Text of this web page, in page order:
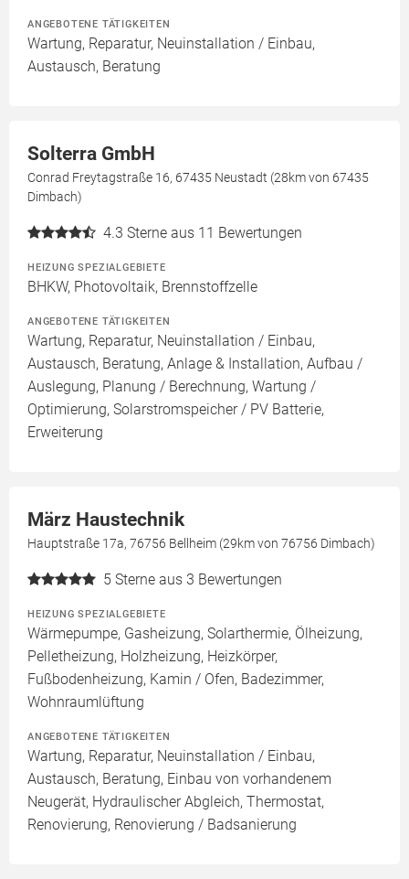
ANGEBOTENE TÄTIGKEITEN
Wartung, Reparatur, Neuinstallation / Einbau,
Austausch, Beratung
Solterra GmbH
Conrad Freytagstraße 16, 67435 Neustadt (28km von 67435
Dimbach)
4.3 Sterne aus 11 Bewertungen
HEIZUNG SPEZIALGEBIETE
BHKW, Photovoltaik, Brennstoffzelle
ANGEBOTENE TÄTIGKEITEN
Wartung, Reparatur, Neuinstallation / Einbau,
Austausch, Beratung, Anlage & Installation, Aufbau /
Auslegung, Planung / Berechnung, Wartung /
Optimierung, Solarstromspeicher / PV Batterie,
Erweiterung
März Haustechnik
Hauptstraße 17a, 76756 Bellheim (29km von 76756 Dimbach)
5 Sterne aus 3 Bewertungen
HEIZUNG SPEZIALGEBIETE
Wärmepumpe, Gasheizung, Solarthermie, Ölheizung,
Pelletheizung, Holzheizung, Heizkörper,
Fußbodenheizung, Kamin / Ofen, Badezimmer,
Wohnraumlüftung
ANGEBOTENE TÄTIGKEITEN
Wartung, Reparatur, Neuinstallation / Einbau,
Austausch, Beratung, Einbau von vorhandenem
Neugerät, Hydraulischer Abgleich, Thermostat,
Renovierung, Renovierung / Badsanierung